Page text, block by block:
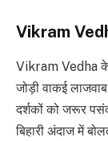
Vikram
Vikram Vedha
जोड़ी वाकई
दर्शकों को जरूर
बिहारी अंदाज में